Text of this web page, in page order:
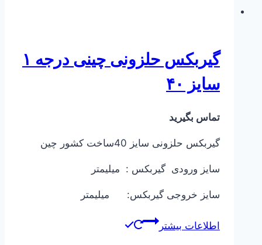
گیربکس حلزونی چینی درجه ۱
سایز ۴۰
تماس بگیرید
گیربکس حلزونی سایز 40ساخت کشور چین
سایز ورودی گیربکس : میلیمتر
سایز خروجی گیربکس: میلیمتر
اطلاعات بیشتر